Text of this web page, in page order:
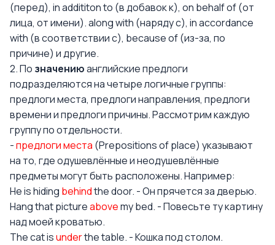
(перед), in addititon to (в добавок к), on behalf of (от
лица, от имени). along with (наряду с), in accordance
with (в соответствии с), because of (из-за, по
причине) и другие.
2. По значениюанглийские предлоги
подразделяются на четыре логичные группы:
предлоги места, предлоги направления, предлоги
времени и предлоги причины. Рассмотрим каждую
группу по отдельности.
-предлоги места (Prepositions of place) указывают
на то, где одушевлённые и неодушевлённые
предметы могут быть расположены. Например:
He is hiding behindthe door. - Он прячется за дверью.
Hang that pictureabovemy bed. - Повесьте ту картину
над моей кроватью.
The cat isunderthe table. - Кошка под столом.